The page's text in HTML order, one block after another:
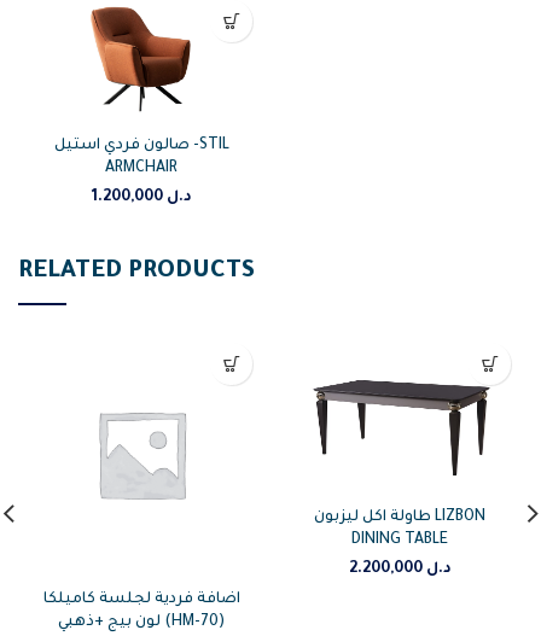
صالون فردي استيل -STIL
ARMCHAIR
د.ل 1.200,000
RELATED PRODUCTS
اضافة فردية لجلسة كاميلكا
لون بيج +ذهبي (HM-70)
طاولة اكل ليزبون LIZBON
DINING TABLE
د.ل 2.200,000